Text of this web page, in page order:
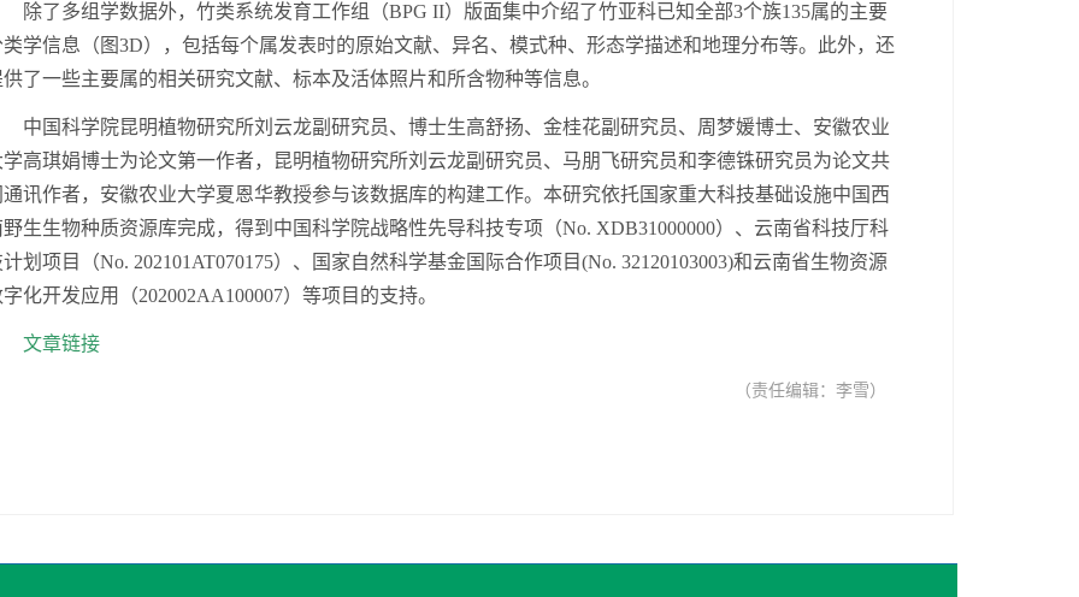
除了多组学数据外， 竹类系统发育工作组（BPG II） 版面集中介绍了竹亚科已知全部3个族135属的主要
学信息 （图3D） ，包括每个属发表时的原始文献、异名、模式种、形态学描述和地理分布等。此外，还
供了一些主要属的相关研究文献、标本及活体照片和所含物种等信息。
中国科学院昆明植物研究所刘云龙副研究员、博士生高舒扬、金桂花副研究员、周梦媛博士、安徽农业
学高琪娟博士为论文第一作者，昆明植物研究所刘云龙副研究员、马朋飞研究员和李德铢研究员为论文共
通讯作者，安徽农业大学夏恩华教授参与该数据库的构建工作。本研究依托国家重大科技基础设施中国西
野生生物种质资源库完成，得到中国科学院战略性先导科技专项（No. XDB31000000）、云南省科技厅科
计划项目（No. 202101AT070175）、国家自然科学基金国际合作项目(No. 32120103003)和云南省生物资源
字化开发应用（202002AA100007） 等项目的支持。
文章链接
（责任编辑：李雪）